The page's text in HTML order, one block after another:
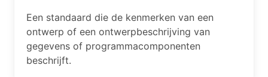
Een standaard die de kenmerken van een
ontwerp of een ontwerpbeschrijving van
gegevens of programmacomponenten
beschrijft.